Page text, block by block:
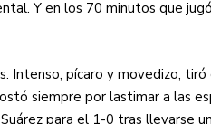
Y en los 70 minutos que
Intenso, pícaro y movedizo,
siempre por lastimar a las
para el 1-0 tras llevarse